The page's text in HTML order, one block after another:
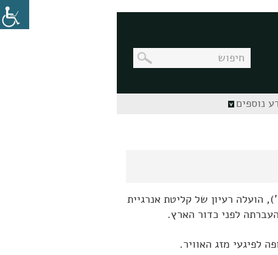
נוספים
הועלה רעיון של קליטת אנרגיית
לפני כדור הארץ.